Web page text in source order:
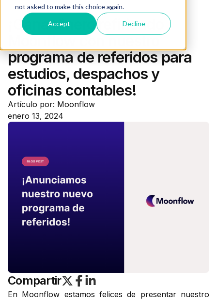
not asked to make this choice again.
Accept Decline
¡Gana dinero refiriendo
Moonflow con nuestro
programa de referidos para
estudios, despachos y
oficinas contables!
Artículo por: Moonflow
enero 13, 2024
Compartir
En Moonflow estamos felices de presentar nuestro